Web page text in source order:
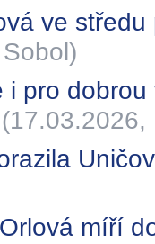
ve
i pro
(17.03.2026,
míří